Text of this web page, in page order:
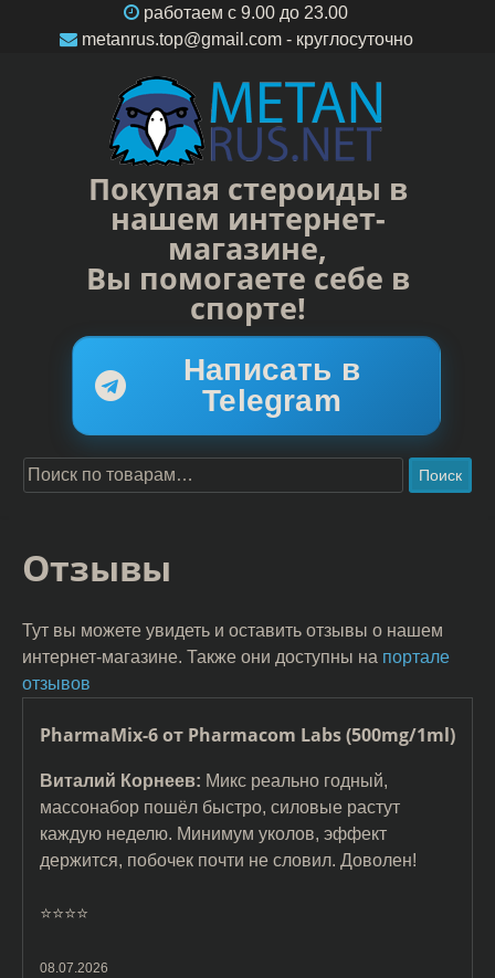
работаем c 9.00 до 23.00
metanrus.top@gmail.com- круглосуточно
Покупая стероиды в
нашем интернет-
магазине,
Вы помогаете себе в
спорте!
Написать в
Telegram
Поиск
Отзывы
Тут вы можете увидеть и оставить отзывы о нашем
интернет-магазине. Также они доступны на портале
отзывов
PharmaMix-6 от Pharmacom Labs (500mg/1ml)
Виталий Корнеев: Микс реально годный,
массонабор пошёл быстро, силовые растут
каждую неделю. Минимум уколов, эффект
держится, побочек почти не словил. Доволен!
⭐️⭐️⭐️⭐️
08.07.2026